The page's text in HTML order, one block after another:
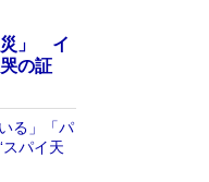
災」 イ
の証
る」「パ
パイ天